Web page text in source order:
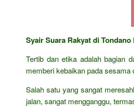
Syair Suara Rakyat di
Tertib dan etika adalah bagian
memberi kebaikan pada sesama
Salah satu yang sangat
jalan, sangat mengganggu,